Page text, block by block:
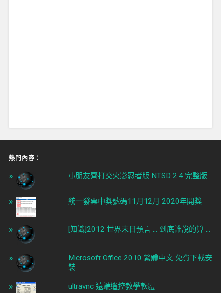
熱門內容︰
小朋友齊打交火影忍者版 NTSD 2.4 完整版
統一發票中獎號碼11月12月 2020年開獎
[知識]2012 世界末日預言 ... 到底誰說的算 ...
Microsoft Office 2010 繁體中文 免費下載安
裝
ultravnc 遠端遙控教學軟體